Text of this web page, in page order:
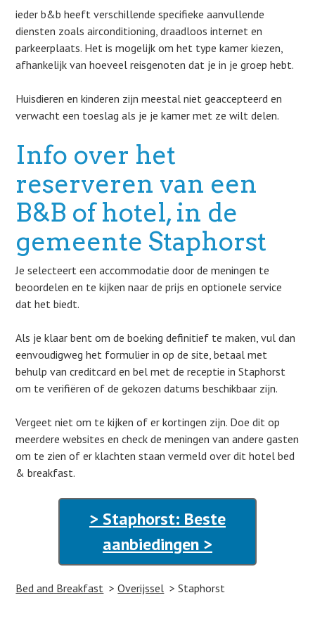
ieder b&b heeft verschillende specifieke aanvullende
diensten zoals airconditioning, draadloos internet en
parkeerplaats. Het is mogelijk om het type kamer kiezen,
afhankelijk van hoeveel reisgenoten dat je in je groep hebt.
Huisdieren en kinderen zijn meestal niet geaccepteerd en
verwacht een toeslag als je je kamer met ze wilt delen.
Info over het
reserveren van een
B&B of hotel, in de
gemeente Staphorst
Je selecteert een accommodatie door de meningen te
beoordelen en te kijken naar de prijs en optionele service
dat het biedt.
Als je klaar bent om de boeking definitief te maken, vul dan
eenvoudigweg het formulier in op de site, betaal met
behulp van creditcard en bel met de receptie in Staphorst
om te verifiëren of de gekozen datums beschikbaar zijn.
Vergeet niet om te kijken of er kortingen zijn. Doe dit op
meerdere websites en check de meningen van andere gasten
om te zien of er klachten staan vermeld over dit hotel bed
& breakfast.
> Staphorst: Beste
aanbiedingen >
Bed and Breakfast Overijssel Staphorst